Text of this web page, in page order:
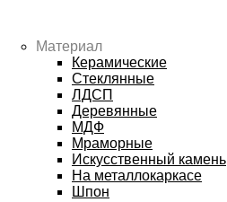
Материал
Керамические
Стеклянные
ЛДСП
Деревянные
МДФ
Мраморные
Искусственный камень
На металлокаркасе
Шпон